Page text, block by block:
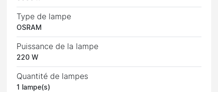
Type de lampe
OSRAM
Puissance de la lampe
220 W
Quantité de lampes
1 lampe(s)